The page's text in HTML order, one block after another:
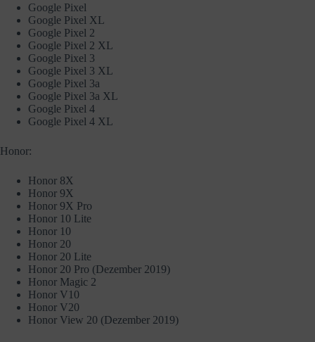
Google Pixel
Google Pixel XL
Google Pixel 2
Google Pixel 2 XL
Google Pixel 3
Google Pixel 3 XL
Google Pixel 3a
Google Pixel 3a XL
Google Pixel 4
Google Pixel 4 XL
Honor:
Honor 8X
Honor 9X
Honor 9X Pro
Honor 10 Lite
Honor 10
Honor 20
Honor 20 Lite
Honor 20 Pro (Dezember 2019)
Honor Magic 2
Honor V10
Honor V20
Honor View 20 (Dezember 2019)